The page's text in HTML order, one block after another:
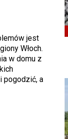
jest
Włoch.
w domu z
pogodzić, a